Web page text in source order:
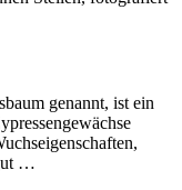
genannt, ist ein
…